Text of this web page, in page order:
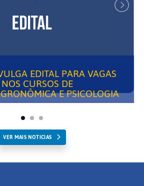
EDITAL PARA VAGAS
CURSOS DE
E PSICOLOGIA
VER MAIS NOTICIAS